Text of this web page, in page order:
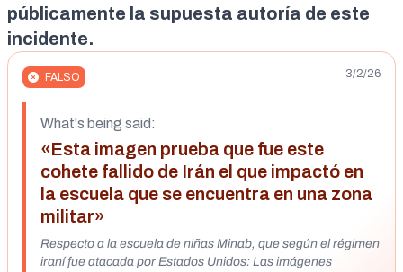
públicamente la supuesta autoría de este
incidente.
FALSO 3/2/26
What's being said:
«Esta imagen prueba que fue este
cohete fallido de Irán el que impactó en
la escuela que se encuentra en una zona
militar»
Respecto a la escuela de niñas Minab, que según el régimen
iraní fue atacada por Estados Unidos: Las imágenes